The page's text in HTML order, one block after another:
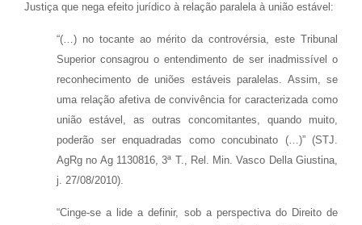
Justiça que nega efeito jurídico à relação paralela à união estável:
“(…) no tocante ao mérito da controvérsia, este Tribunal
Superior consagrou o entendimento de ser inadmissível o
reconhecimento de uniões estáveis paralelas. Assim, se
uma relação afetiva de convivência for caracterizada como
união estável, as outras concomitantes, quando muito,
poderão ser enquadradas como concubinato (…)” (STJ.
AgRg no Ag 1130816, 3ª T., Rel. Min. Vasco Della Giustina,
j. 27/08/2010).
“Cinge-se a lide a definir, sob a perspectiva do Direito de